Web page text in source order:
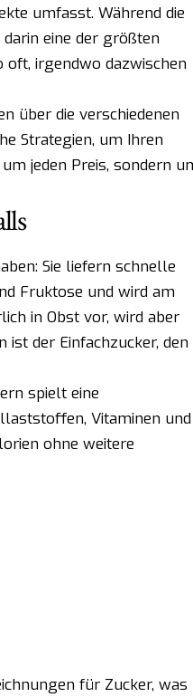
umfasst. Während die
eine der größten
oft, irgendwo dazwischen
über die verschiedenen
Strategien, um Ihren
jeden Preis, sondern
Sie liefern schnelle
Fruktose und wird am
in Obst vor, wird aber
ist der Einfachzucker, den
spielt eine
Vitaminen und
ohne weitere
für Zucker, was